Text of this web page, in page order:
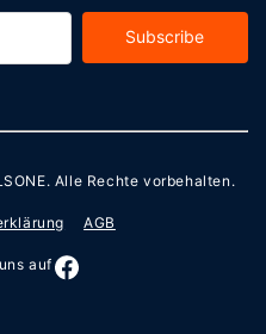
Subscribe
. Alle Rechte vorbehalten.
AGB
auf